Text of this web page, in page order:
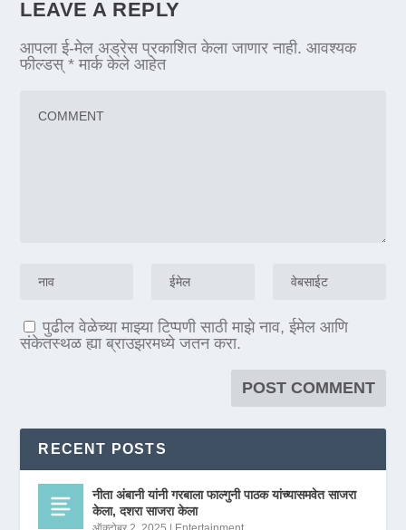
LEAVE A REPLY
आपला ई-मेल अड्रेस प्रकाशित केला जाणार नाही. आवश्यक
फील्डस्* मार्क केले आहेत
पुढील वेळेच्या माझ्या टिप्पणी साठी माझे नाव, ईमेल आणि
संकेतस्थळ ह्या ब्राउझरमध्ये जतन करा.
RECENT POSTS
नीता अंबानी यांनी गरबाला फाल्गुनी पाठक यांच्यासमवेत साजरा
केला, दशरा साजरा केला